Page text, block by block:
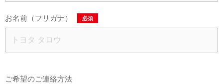
お名前（フリガナ） 必須
ご希望のご連絡方法